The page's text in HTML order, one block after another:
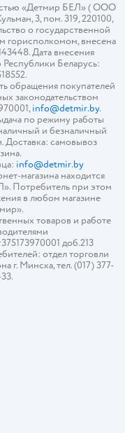
«Детмир БЕЛ» ( ООО
3, пом. 319, 220100,
о государственной
горисполкомом, внесена
Дата внесения
Республики Беларусь:
обращения покупателей
законодательством
info@detmir.by.
по режиму работы
и безналичный
Доставка: самовывоз
info@detmir.by
магазина находится
Потребитель при этом
в любом магазине
товаров и работе
доб.213
отдел торговли
г. Минска, тел. (017) 377-